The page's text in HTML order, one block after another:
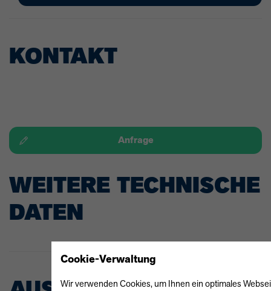
KONTAKT
Anfrage
WEITERE TECHNISCHE
DATEN
Cookie-Verwaltung
Wir verwenden Cookies, um Ihnen ein optimales